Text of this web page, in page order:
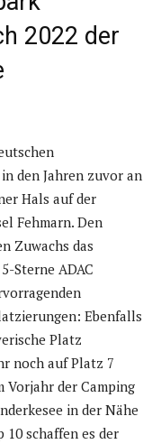
2022 der
den Jahren zuvor an
Hals auf der
Fehmarn. Den
Zuwachs das
Sterne ADAC
Ebenfalls
Platz
noch auf Platz 7
Vorjahr der Camping
in der Nähe
10 schaffen es der